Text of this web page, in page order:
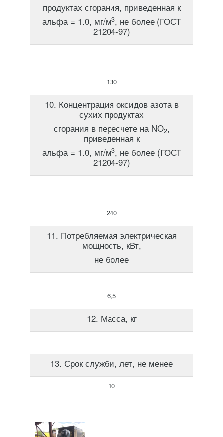
продуктах сгорания, приведенная к
альфа = 1.0, мг/м3, не более (ГОСТ
21204-97)
130
10. Концентрация оксидов азота в
сухих продуктах
сгорания в пересчете на NO2,
приведенная к
альфа = 1.0, мг/м3, не более (ГОСТ
21204-97)
240
11. Потребляемая электрическая
мощность, кВт,
не более
6,5
12. Масса, кг
13. Срок служби, лет, не менее
10